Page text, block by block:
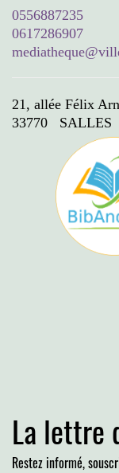
0556887235
0617286907
21, allée Félix
33770 SALLES
La lettre
Restez informé,